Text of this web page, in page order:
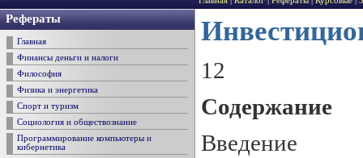
Рефераты
Главная
Финансы деньги и налоги
Философия
Физика и энергетика
Спорт и туризм
Социология и обществознание
Программирование компьютеры и
кибернетика
12
Содержание
Введение